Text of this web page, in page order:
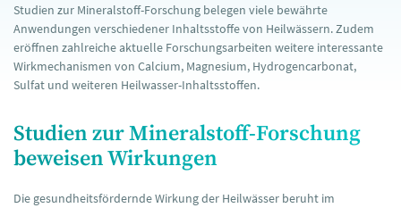
Studien zur Mineralstoff-Forschung belegen viele bewährte
Anwendungen verschiedener Inhaltsstoffe von Heilwässern. Zudem
eröffnen zahlreiche aktuelle Forschungsarbeiten weitere interessante
Wirkmechanismen von Calcium, Magnesium, Hydrogencarbonat,
Sulfat und weiteren Heilwasser-Inhaltsstoffen.
Studien zur Mineralstoff-Forschung
beweisen Wirkungen
Die gesundheitsfördernde Wirkung der Heilwässer beruht im